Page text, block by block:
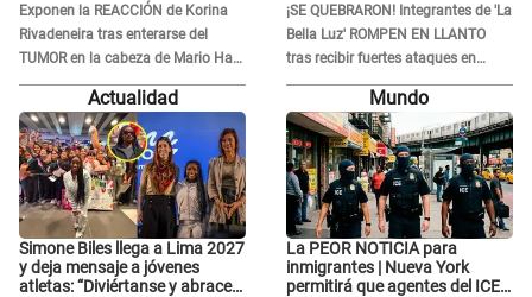
Exponen la REACCIÓN de Korina
Rivadeneira tras enterarse del
TUMOR en la cabeza de Mario Hart:
"Ella estaba muy..."
¡SE QUEBRARON! Integrantes de 'La
Bella Luz' ROMPEN EN LLANTO
tras recibir fuertes ataques en
redes por DENUNCIA de acoso
contra Naldy Saldaña
Actualidad
Simone Biles llega a Lima 2027
y deja mensaje a jóvenes
atletas: “Diviértanse y abracen
Mundo
La PEOR NOTICIA para
inmigrantes | Nueva York
permitirá que agentes del ICE